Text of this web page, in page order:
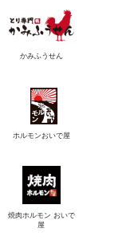
かみふうせん
ホルモンおいで屋
焼肉ホルモン おいで
屋